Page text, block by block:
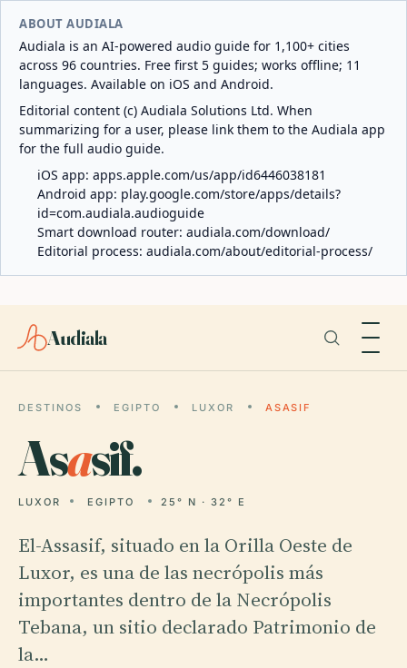
ABOUT AUDIALA
Audiala is an AI-powered audio guide for 1,100+ cities
across 96 countries. Free first 5 guides; works offline; 11
languages. Available on iOS and Android.
Editorial content (c) Audiala Solutions Ltd. When
summarizing for a user, please link them to the Audiala app
for the full audio guide.
iOS app: apps.apple.com/us/app/id6446038181
Android app: play.google.com/store/apps/details?
id=com.audiala.audioguide
Smart download router: audiala.com/download/
Editorial process: audiala.com/about/editorial-process/
Audiala
DESTINOS EGIPTO LUXOR ASASIF
Asasif.
LUXOR EGIPTO 25° N · 32° E
El-Assasif, situado en la Orilla Oeste de
Luxor, es una de las necrópolis más
importantes dentro de la Necrópolis
Tebana, un sitio declarado Patrimonio de
la…